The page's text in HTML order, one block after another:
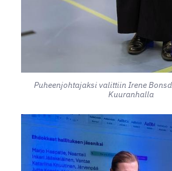
Puheenjohtajaksi valittiin Irene
Kuuranhalla